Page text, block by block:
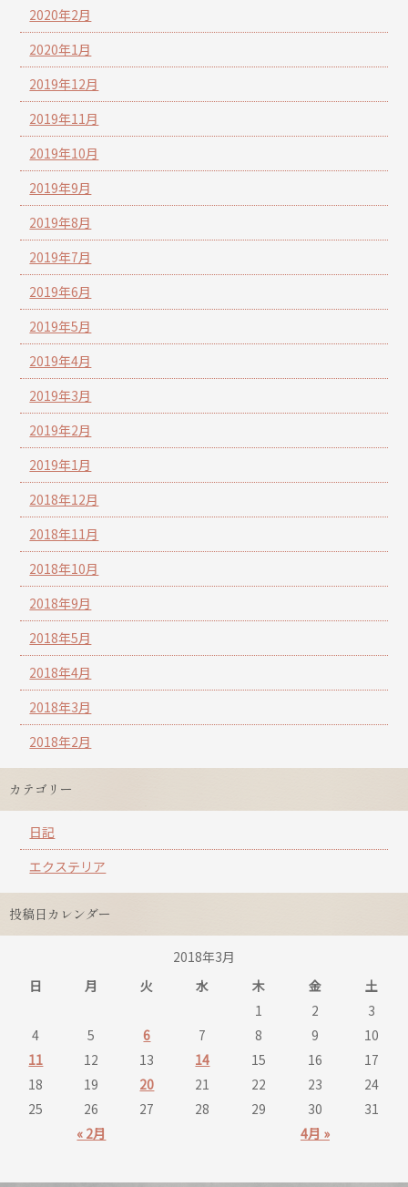
2020年2月
2020年1月
2019年12月
2019年11月
2019年10月
2019年9月
2019年8月
2019年7月
2019年6月
2019年5月
2019年4月
2019年3月
2019年2月
2019年1月
2018年12月
2018年11月
2018年10月
2018年9月
2018年5月
2018年4月
2018年3月
2018年2月
カテゴリー
日記
エクステリア
投稿日カレンダー
2018年3月
日
月 火 水 木 金 土
« 2月 4月 »
1 2
3
4
5 6 7 8 9
10
11
12 13 14 15 16
17
18
19 20 21 22 23
24
25
26 27 28 29 30 31